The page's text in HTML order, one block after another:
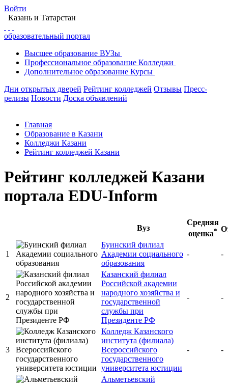
Войти
Казань и Татарстан
образовательный портал
Высшее образование ВУЗы
Профессиональное образование Колледжи
Дополнительное образование Курсы
Дни открытых дверей Рейтинг колледжей Отзывы Пресс-
релизы Новости Доска объявлений
Главная
Образование в Казани
Колледжи Казани
Рейтинг колледжей Казани
Рейтинг колледжей Казани
портала EDU-Inform
Вуз
Средняя
оценка*
1
Буинский филиал
Академии социального
образования
- -
2
Казанский филиал
Российской академии
народного хозяйства и
государственной
службы при
Президенте РФ
- -
3
Колледж Казанского
института (филиала)
Всероссийского
государственного
университета юстиции
- -
Альметьевский